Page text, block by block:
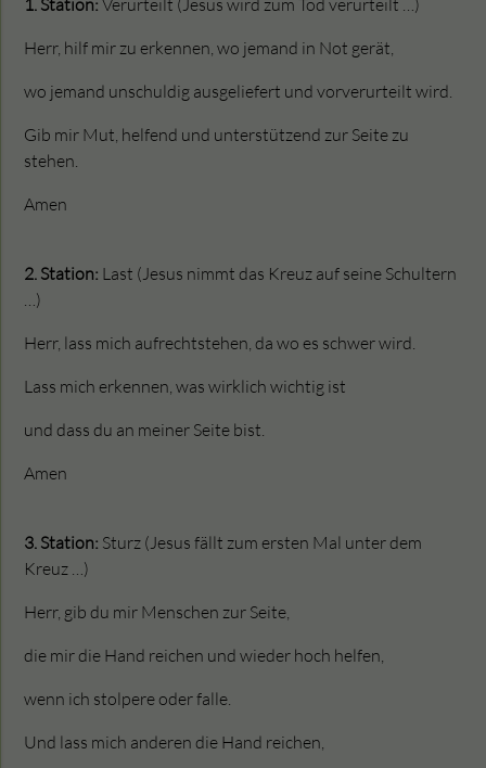
1. Station: Verurteilt (Jesus wird zum Tod verurteilt …)
Herr, hilf mir zu erkennen, wo jemand in Not gerät,
wo jemand unschuldig ausgeliefert und vorverurteilt wird.
Gib mir Mut, helfend und unterstützend zur Seite zu
stehen.
Amen
2. Station: Last (Jesus nimmt das Kreuz auf seine Schultern
…)
Herr, lass mich aufrechtstehen, da wo es schwer wird.
Lass mich erkennen, was wirklich wichtig ist
und dass du an meiner Seite bist.
Amen
3. Station: Sturz (Jesus fällt zum ersten Mal unter dem
Kreuz …)
Herr, gib du mir Menschen zur Seite,
die mir die Hand reichen und wieder hoch helfen,
wenn ich stolpere oder falle.
Und lass mich anderen die Hand reichen,